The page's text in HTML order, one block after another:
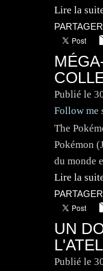
Lire la
Publié le
Follow me
The
Pokémon
du monde
Lire la
UN
Publié le